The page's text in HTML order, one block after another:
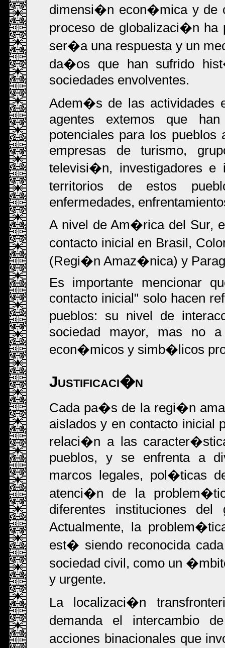
dimensi�n econ�mica y de
proceso de globalizaci�n
ser�a una respuesta y un
da�os que han sufrido
sociedades envolventes.
Adem�s de las actividades
agentes extemos que
potenciales para los
empresas de turismo,
televisi�n, investigadores e
territorios de estos
enfermedades,
A nivel de Am�rica del Sur,
contacto inicial en Brasil,
(Regi�n Amaz�nica) y
Es importante mencionar
contacto inicial" solo hacen
pueblos: su nivel de
sociedad mayor, mas no
econ�micos y simb�licos
Justificaci�n
Cada pa�s de la regi�n
aislados y en contacto inicial
relaci�n a las
pueblos, y se enfrenta a
marcos legales, pol�ticas
atenci�n de la
diferentes instituciones
Actualmente, la
est� siendo reconocida
sociedad civil, como un
y urgente.
La localizaci�n
demanda el intercambio
acciones binacionales que